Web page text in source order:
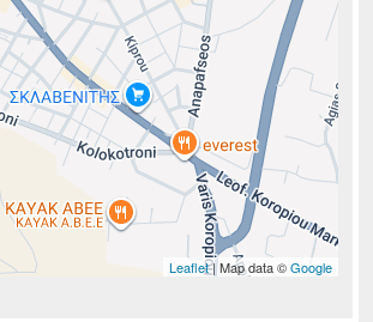
Leaflet| Map data ©Google